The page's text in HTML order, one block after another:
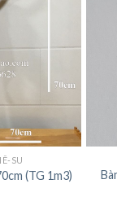
SU
(TG 1m3)